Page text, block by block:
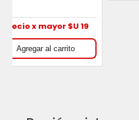
Precio x mayor $U 24